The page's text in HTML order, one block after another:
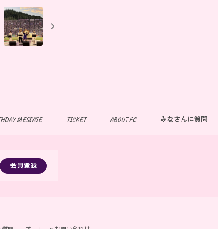
MESSAGE TICKET ABOUT FC みなさんに質問
会員登録